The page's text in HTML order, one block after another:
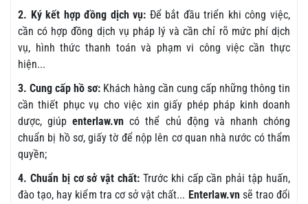
2. Ký kết hợp đồng dịch vụ: Để bắt đầu triển khi công việc,
cần có hợp đồng dịch vụ pháp lý và cần chỉ rõ mức phí dịch
vụ, hình thức thanh toán và phạm vi công việc cần thực
hiện...
3. Cung cấp hồ sơ: Khách hàng cần cung cấp những thông tin
cần thiết phục vụ cho việc xin giấy phép pháp kinh doanh
dược, giúpenterlaw.vn có thể chủ động và nhanh chóng
chuẩn bị hồ sơ, giấy tờ để nộp lên cơ quan nhà nước có thẩm
quyền;
4. Chuẩn bị cơ sở vật chất: Trước khi cấp cần phải tập huấn,
đào tạo, hay kiểm tra cơ sở vật chất... Enterlaw.vn sẽ trao đổi